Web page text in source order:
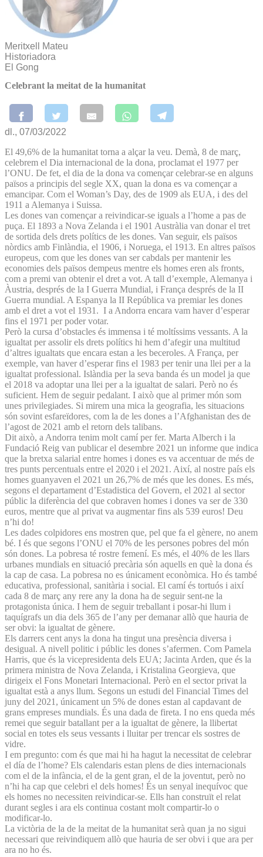
Meritxell Mateu
Historiadora
El Gong
Celebrant la meitat de la humanitat
dl., 07/03/2022
El 49,6% de la humanitat torna a alçar la veu. Demà, 8 de març,
celebrem el Dia internacional de la dona, proclamat el 1977 per
l’ONU. De fet, el dia de la dona va començar celebrar-se en alguns
països a principis del segle XX, quan la dona es va començar a
emancipar. Com el Woman’s Day, des de 1909 als EUA, i des del
1911 a Alemanya i Suissa.
Les dones van començar a reivindicar-se iguals a l’home a pas de
puça. El 1893 a Nova Zelanda i el 1901 Austràlia van donar el tret
de sortida dels drets polítics de les dones. Van seguir, els països
nòrdics amb Finlàndia, el 1906, i Noruega, el 1913. En altres països
europeus, com que les dones van ser cabdals per mantenir les
economies dels països dempeus mentre els homes eren als fronts,
com a premi van obtenir el dret a vot. A tall d’exemple, Alemanya i
Àustria, després de la I Guerra Mundial, i França després de la II
Guerra mundial. A Espanya la II República va premiar les dones
amb el dret a vot el 1931. I a Andorra encara vam haver d’esperar
fins el 1971 per poder votar.
Però la cursa d’obstacles és immensa i té moltíssims vessants. A la
igualtat per assolir els drets polítics hi hem d’afegir una multitud
d’altres igualtats que encara estan a les beceroles. A França, per
exemple, van haver d’esperar fins el 1983 per tenir una llei per a la
igualtat professional. Islàndia per la seva banda és un model ja que
el 2018 va adoptar una llei per a la igualtat de salari. Però no és
suficient. Hem de seguir pedalant. I això que al primer món som
unes privilegiades. Si mirem una mica la geografia, les situacions
són sovint esfareïdores, com la de les dones a l’Afghanistan des de
l’agost de 2021 amb el retorn dels talibans.
Dit això, a Andorra tenim molt camí per fer. Marta Alberch i la
Fundació Reig van publicar el desembre 2021 un informe que indica
que la bretxa salarial entre homes i dones es va accentuar de més de
tres punts percentuals entre el 2020 i el 2021. Així, al nostre país els
homes guanyaven el 2021 un 26,7% de més que les dones. Es més,
segons el departament d’Estadistica del Govern, el 2021 al sector
públic la diferència del que cobraven homes i dones va ser de 330
euros, mentre que al privat va augmentar fins als 539 euros! Deu
n’hi do!
Les dades colpidores ens mostren que, pel que fa el gènere, no anem
bé. I és que segons l’ONU el 70% de les persones pobres del món
són dones. La pobresa té rostre femení. Es més, el 40% de les llars
urbanes mundials en situació precària són aquells en què la dona és
la cap de casa. La pobresa no es únicament econòmica. Ho és també
educativa, professional, sanitària i social. El camí és tortuós i així
cada 8 de març any rere any la dona ha de seguir sent-ne la
protagonista única. I hem de seguir treballant i posar-hi llum i
taquígrafs un dia dels 365 de l’any per demanar allò que hauria de
ser obvi: la igualtat de gènere.
Els darrers cent anys la dona ha tingut una presència diversa i
desigual. A nivell politic i públic les dones s’afermen. Com Pamela
Harris, que és la vicepresidenta dels EUA; Jacinta Arden, que és la
primera ministra de Nova Zelanda, i Kristalina Georgieva, que
dirigeix el Fons Monetari Internacional. Però en el sector privat la
igualtat està a anys llum. Segons un estudi del Financial Times del
juny del 2021, únicament un 5% de dones estan al capdavant de
grans empreses mundials. És una dada de fireta. I no ens queda més
remei que seguir batallant per a la igualtat de gènere, la llibertat
social en totes els seus vessants i lluitar per trencar els sostres de
vidre.
I em pregunto: com és que mai hi ha hagut la necessitat de celebrar
el día de l’home? Els calendaris estan plens de dies internacionals
com el de la infància, el de la gent gran, el de la joventut, però no
n’hi ha cap que celebri el dels homes! És un senyal inequívoc que
els homes no necessiten reivindicar-se. Ells han construït el relat
durant segles i ara els continua costant molt compartir-lo o
modificar-lo.
La victòria de la de la meitat de la humanitat serà quan ja no sigui
necessari que reivindiquem allò que hauria de ser obvi i que ara per
ara no ho és.